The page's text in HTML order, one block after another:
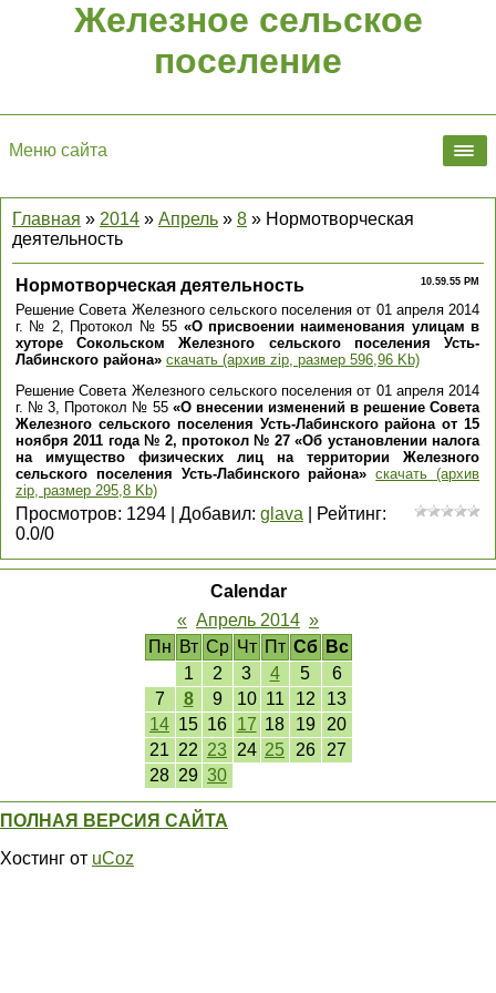
Железное сельское
поселение
Меню сайта
Главная » 2014 » Апрель » 8 » Нормотворческая
деятельность
10.59.55 PM
Нормотворческая деятельность
Решение Совета Железного сельского поселения от 01 апреля 2014
г. № 2, Протокол № 55 «О присвоении наименования улицам в
хуторе Сокольском Железного сельского поселения Усть-
Лабинского района» скачать (архив zip, размер 596,96 Kb)
Решение Совета Железного сельского поселения от 01 апреля 2014
г. № 3, Протокол № 55 «О внесении изменений в решение Совета
Железного сельского поселения Усть-Лабинского района от 15
ноября 2011 года № 2, протокол № 27 «Об установлении налога
на имущество физических лиц на территории Железного
сельского поселения Усть-Лабинского района» скачать (архив
zip, размер 295,8 Kb)
Просмотров: 1294 Добавил: glava Рейтинг:
0.0/0
Calendar
« Апрель 2014 »
Пн Вт Ср Чт Пт Сб
Вс
1
2 3 4 5
6
7
8 9 10 11 12
13
14 15 16 17 18 19
20
21 22 23 24 25 26
27
28 29 30
ПОЛНАЯ ВЕРСИЯ САЙТА
Хостинг от uCoz